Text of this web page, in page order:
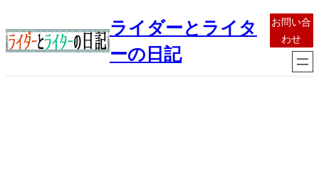
容
を
ライダーとライタ
ーの日記
お問い合
わせ